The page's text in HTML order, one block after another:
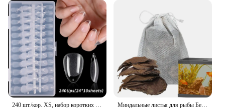
240 шт./кор. XS, набор коротких миндалевидных накладных ногтей, полуматовые кончики ногтей, накладные ногти для маленьких маникюрных наборов инструментов для наращивания ногтей Миндальные листья для рыбы Бетта, кондиционер для воды, листья, аксессуары для бака для креветок для создания естественного обитания, улучшает иммунитет